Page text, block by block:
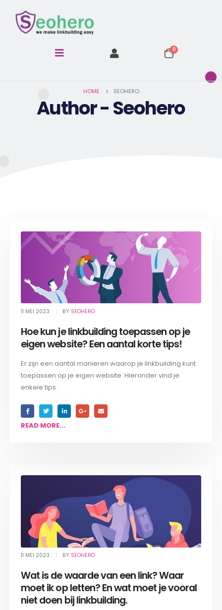
0
HOME SEOHERO
Author - Seohero
11 MEI 2023 BY SEOHERO
Hoe kun je linkbuilding toepassen op je
eigen website? Een aantal korte tips!
Er zijn een aantal manieren waarop je linkbuilding kunt
toepassen op je eigen website. Hieronder vind je
enkele tips.
READ MORE...
11 MEI 2023 BY SEOHERO
Wat is de waarde van een link? Waar
moet ik op letten? En wat moet je vooral
niet doen bij linkbuilding.